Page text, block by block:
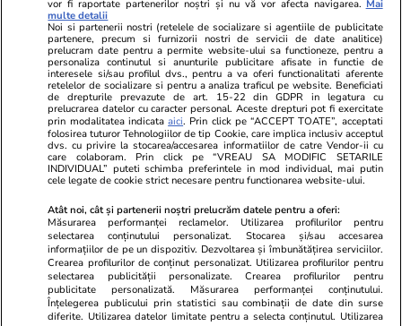
Viva.ro
"Nici acum nu îi știu bine. Nu îi știu familia".
A tăcut luni întregi, dar acum Gina Matache a
spus adevărul despre relația cu ginerele ei,
Radu Siffr...
Unica.ro
Nu și ei! S-au
căsnicie! Cei doi
secret. Nimeni
motiv al
© 2026 Ringier Romania. Toate drepturile rezervate
vor fi raportate partenerilor noștri și nu vă vor afecta navigarea. Mai
multe detalii
Noi si partenerii nostri (retelele de socializare si agentiile de publicitate
partenere, precum si furnizorii nostri de servicii de date analitice)
prelucram date pentru a permite website-ului sa functioneze, pentru a
personaliza continutul si anunturile publicitare afisate in functie de
interesele si/sau profilul dvs., pentru a va oferi functionalitati aferente
retelelor de socializare si pentru a analiza traficul pe website. Beneficiati
de drepturile prevazute de art. 15-22 din GDPR in legatura cu
prelucrarea datelor cu caracter personal. Aceste drepturi pot fi exercitate
prin modalitatea indicataaici. Prin click pe “ACCEPT TOATE”, acceptati
folosirea tuturor Tehnologiilor de tip Cookie, care implica inclusiv acceptul
dvs. cu privire la stocarea/accesarea informatiilor de catre Vendor-ii cu
care colaboram. Prin click pe “VREAU SA MODIFIC SETARILE
INDIVIDUAL” puteti schimba preferintele in mod individual, mai putin
cele legate de cookie strict necesare pentru functionarea website-ului.
Atât noi, cât și partenerii noștri prelucrăm datele pentru a oferi:
Măsurarea performanței reclamelor. Utilizarea profilurilor pentru
selectarea conținutului personalizat. Stocarea și/sau accesarea
informațiilor de pe un dispozitiv. Dezvoltarea și îmbunătățirea serviciilor.
Crearea profilurilor de conținut personalizat. Utilizarea profilurilor pentru
selectarea publicității personalizate. Crearea profilurilor pentru
publicitate personalizată. Măsurarea performanței conținutului.
Înțelegerea publicului prin statistici sau combinații de date din surse
diferite. Utilizarea datelor limitate pentru a selecta conținutul. Utilizarea